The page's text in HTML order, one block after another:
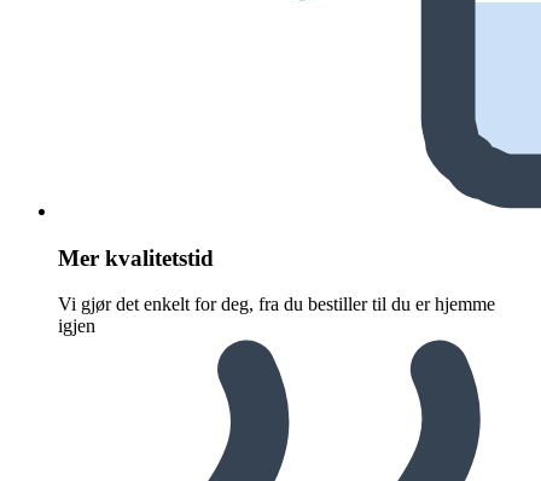
Mer kvalitetstid
Vi gjør det enkelt for deg, fra du bestiller til du er hjemme
igjen